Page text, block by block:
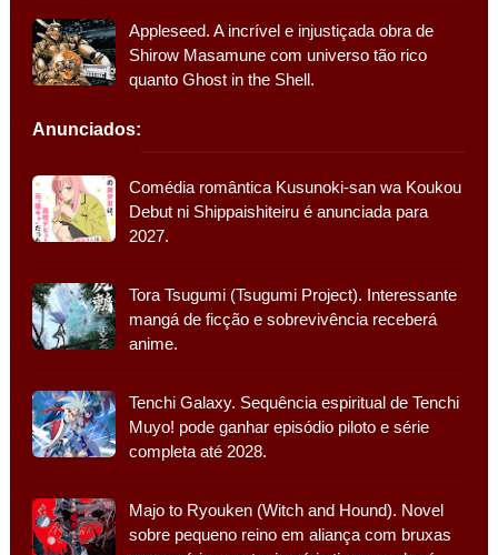
Appleseed. A incrível e injustiçada obra de
Shirow Masamune com universo tão rico
quanto Ghost in the Shell.
Anunciados:
Comédia romântica Kusunoki-san wa Koukou
Debut ni Shippaishiteiru é anunciada para
2027.
Tora Tsugumi (Tsugumi Project). Interessante
mangá de ficção e sobrevivência receberá
anime.
Tenchi Galaxy. Sequência espiritual de Tenchi
Muyo! pode ganhar episódio piloto e série
completa até 2028.
Majo to Ryouken (Witch and Hound). Novel
sobre pequeno reino em aliança com bruxas